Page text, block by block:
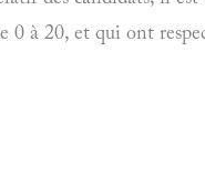
0 à 20, et qui ont